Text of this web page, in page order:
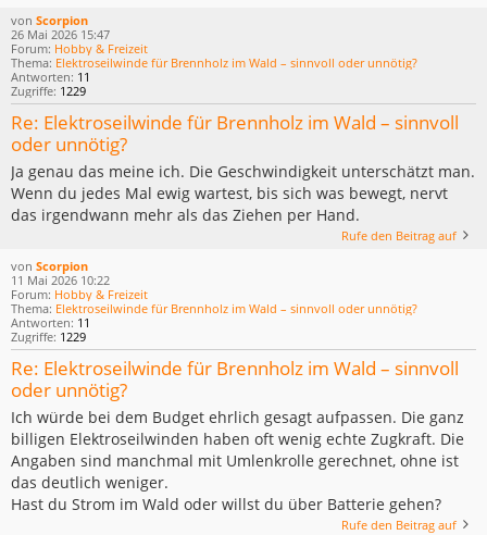
von Scorpion
26 Mai 2026 15:47
Forum: Hobby & Freizeit
Thema: Elektroseilwinde für Brennholz im Wald – sinnvoll oder unnötig?
Antworten: 11
Zugriffe: 1229
Re: Elektroseilwinde für Brennholz im Wald – sinnvoll
oder unnötig?
Ja genau das meine ich. Die Geschwindigkeit unterschätzt man.
Wenn du jedes Mal ewig wartest, bis sich was bewegt, nervt
das irgendwann mehr als das Ziehen per Hand.
Rufe den Beitrag auf
von Scorpion
11 Mai 2026 10:22
Forum: Hobby & Freizeit
Thema: Elektroseilwinde für Brennholz im Wald – sinnvoll oder unnötig?
Antworten: 11
Zugriffe: 1229
Re: Elektroseilwinde für Brennholz im Wald – sinnvoll
oder unnötig?
Ich würde bei dem Budget ehrlich gesagt aufpassen. Die ganz
billigen Elektroseilwinden haben oft wenig echte Zugkraft. Die
Angaben sind manchmal mit Umlenkrolle gerechnet, ohne ist
das deutlich weniger.
Hast du Strom im Wald oder willst du über Batterie gehen?
Rufe den Beitrag auf